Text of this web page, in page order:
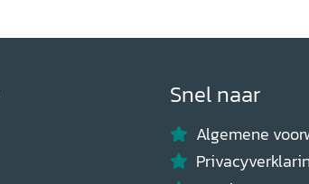
Snel naar
Algemene